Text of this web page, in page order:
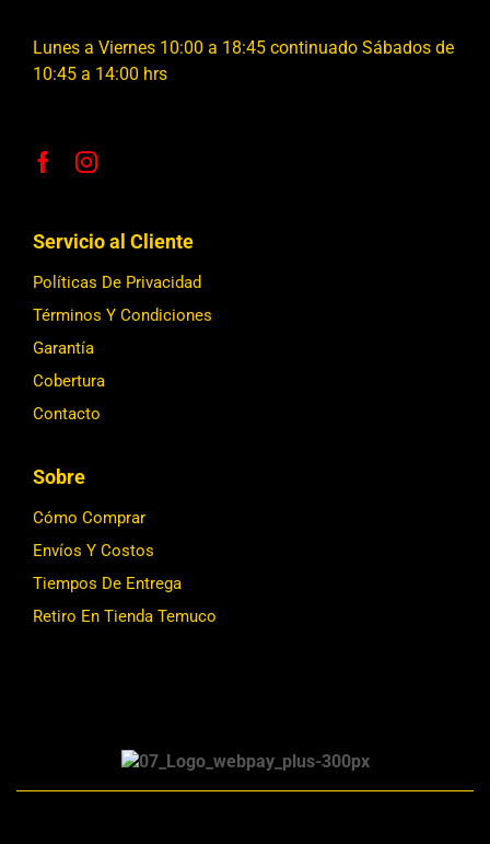
Lunes a Viernes 10:00 a 18:45 continuado Sábados de
10:45 a 14:00 hrs
Servicio al Cliente
Políticas De Privacidad
Términos Y Condiciones
Garantía
Cobertura
Contacto
Sobre
Cómo Comprar
Envíos Y Costos
Tiempos De Entrega
Retiro En Tienda Temuco